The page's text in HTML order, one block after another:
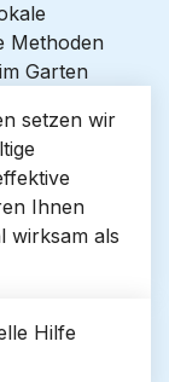
Methoden
Garten
setzen wir
Ihnen
wirksam als
Hilfe